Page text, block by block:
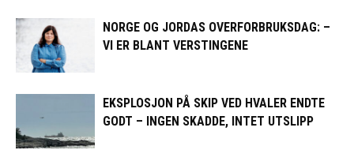
NORGE OG JORDAS OVERFORBRUKSDAG: –
VI ER BLANT VERSTINGENE
EKSPLOSJON PÅ SKIP VED HVALER ENDTE
GODT – INGEN SKADDE, INTET UTSLIPP